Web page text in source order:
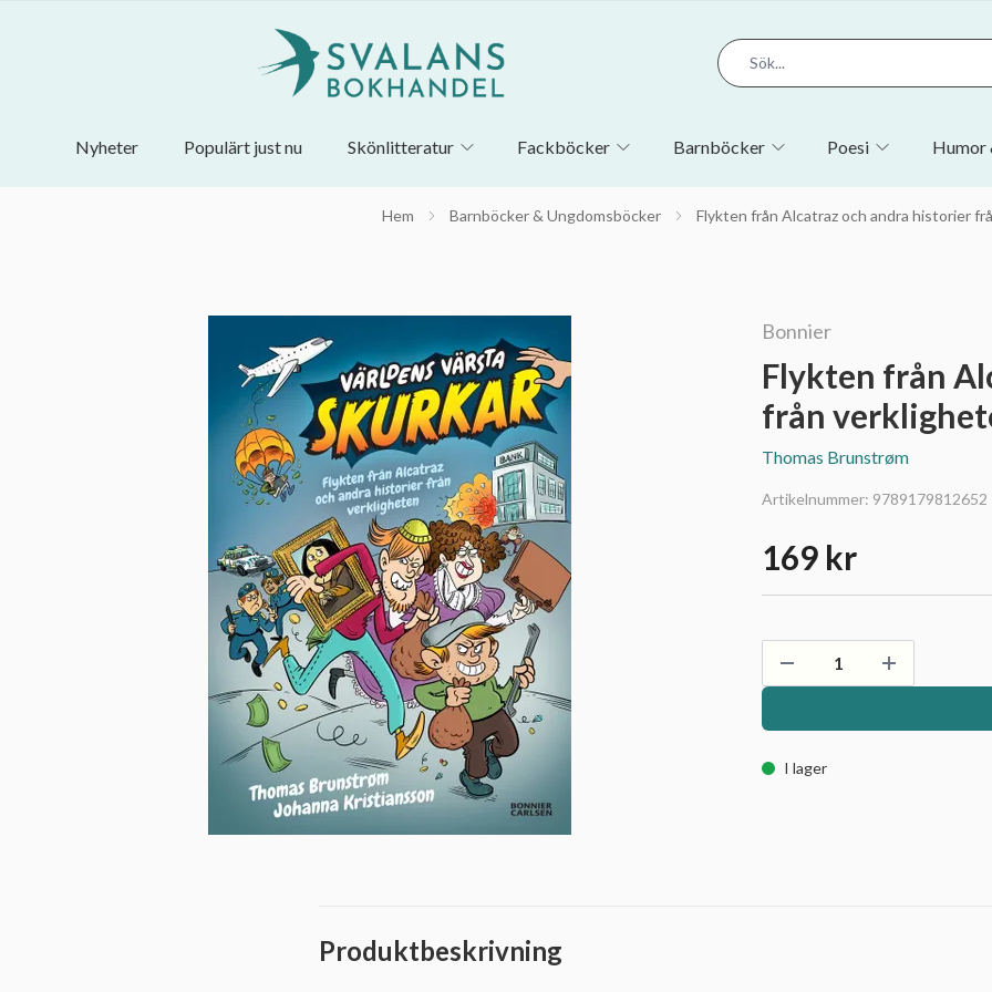
Nyheter Populärt just nu Skönlitteratur Fackböcker Barnböcker Poesi Humor
Hem Barnböcker & Ungdomsböcker Flykten från Alcatraz och andra historier
Bonnier
Flykten från
från
Thomas Brunstrøm
Artikelnummer: 9789179812652
169 kr
I lager
Produktbeskrivning